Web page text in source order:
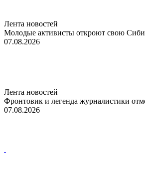
Лента новостей
Молодые активисты откроют свою
07.08.2026
Лента новостей
Фронтовик и легенда журналистики
07.08.2026